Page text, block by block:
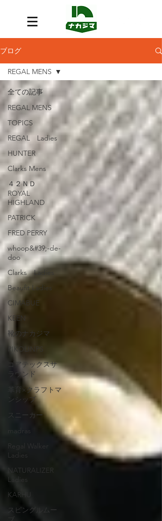
ブログ
全ての記事
REGAL MENS
TOPICS
REGAL Ladies
HUNTER
Clarks Mens
４２ＮＤ
ROYAL
HIGHLAND
PATRICK
FRED PERRY
whoop&#39;-de-
doo
Clarks Ladies
Beaufit Ladies
CIMABUE
KEEN
靴のナカジマ
PIKOLINPS
ゴアテックスサ
ラウンド
革育×クラフトマ
ンシップ
スニーカー
madras
Regal Walker
Ladies
NATURALIZER
Ladies
KARHU
スピングルムー
REGAL MENS